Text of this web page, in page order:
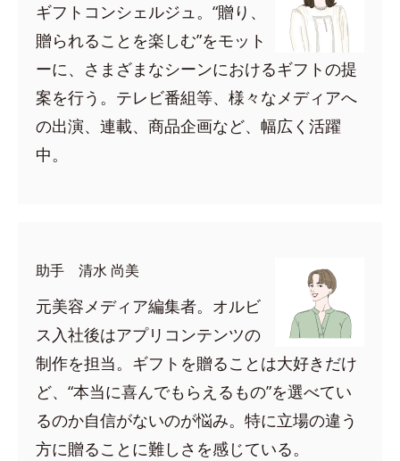
ギフトコンシェルジュ。“贈り、
贈られることを楽しむ”をモット
ーに、さまざまなシーンにおけるギフトの提
案を行う。テレビ番組等、様々なメディアへ
の出演、連載、商品企画など、幅広く活躍
中。
助手 清水 尚美
元美容メディア編集者。オルビ
ス入社後はアプリコンテンツの
制作を担当。ギフトを贈ることは大好きだけ
ど、“本当に喜んでもらえるもの”を選べてい
るのか自信がないのが悩み。特に立場の違う
方に贈ることに難しさを感じている。